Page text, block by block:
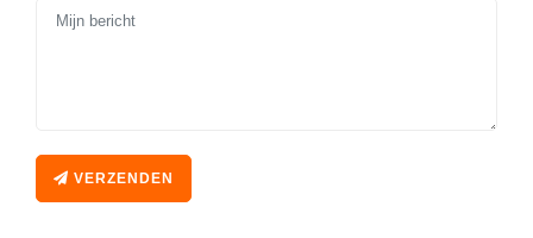
Spelletjes
Daltononderwijs
Afscheidstekst collega
Studieschuld & Hypotheek
VERZENDEN